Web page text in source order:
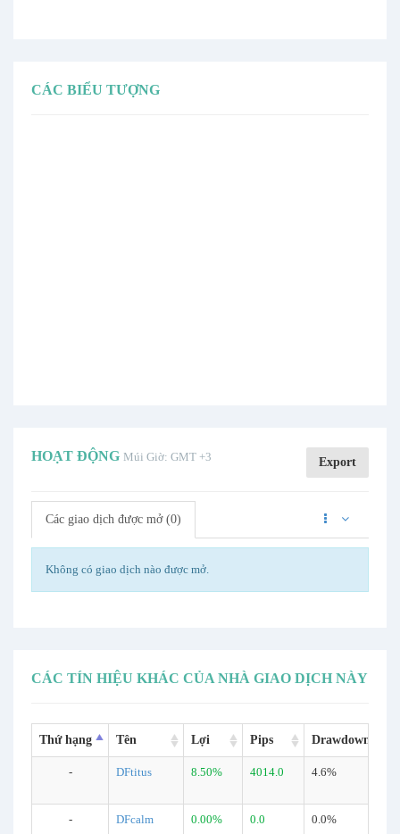
CÁC BIỂU TƯỢNG
HOẠT ĐỘNG Múi Giờ: GMT +3 Export
Các giao dịch được mở (0)
Không có giao dịch nào được mở.
CÁC TÍN HIỆU KHÁC CỦA NHÀ GIAO DỊCH NÀY
Thứ hạng Tên Lợi Pips Drawdown
- DFtitus 8.50% 4014.0 4.6%
- DFcalm 0.00% 0.0 0.0%